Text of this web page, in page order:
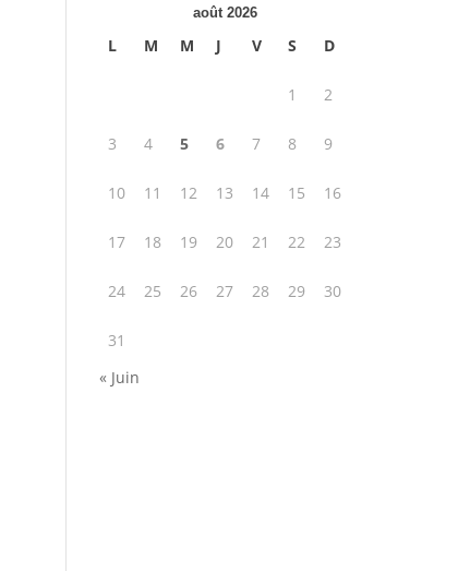
août 2026
L M M J V S D
1 2
3 4 5 6 7 8 9
10 11 12 13 14 15 16
17 18 19 20 21 22 23
24 25 26 27 28 29 30
31
« Juin